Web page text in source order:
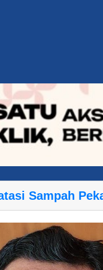
Sampah